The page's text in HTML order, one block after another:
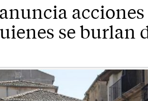
acciones
se burlan